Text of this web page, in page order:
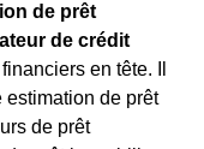
de prêt
de crédit
en tête. Il
de prêt
de prêt